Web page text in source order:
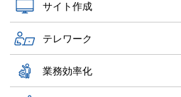
サイト作成
テレワーク
業務効率化